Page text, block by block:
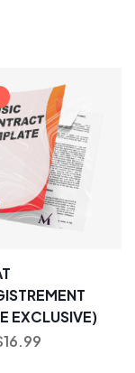
EXCLUSIVE)
16.99